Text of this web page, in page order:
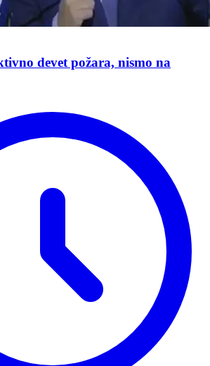
devet požara, nismo na